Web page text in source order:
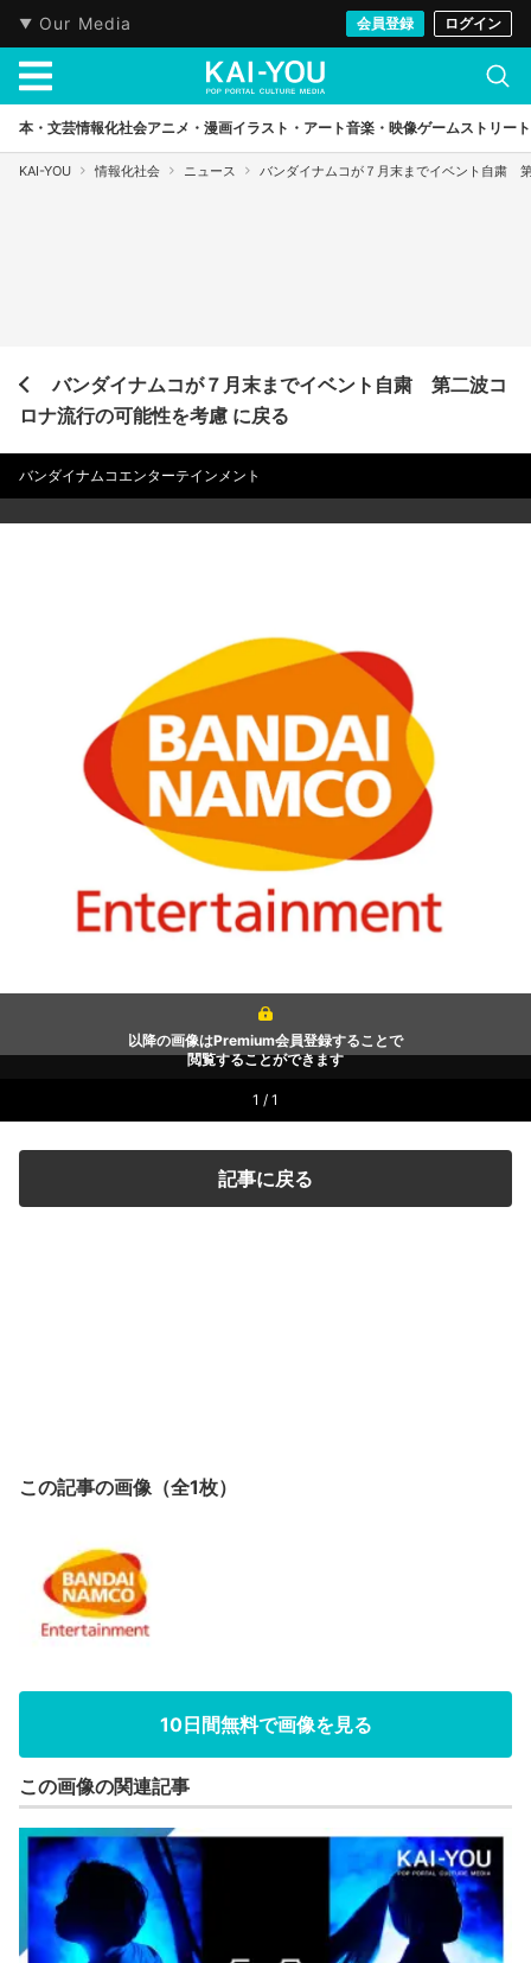
Our Media 会員登録 ログイン
本・文芸情報化社会アニメ・漫画イラスト・アート音楽・映像ゲームストリート
KAI-YOU 情報化社会 ニュース バンダイナムコが７月末までイベント自粛
バンダイナムコが７月末までイベント自粛 第二波コ
ロナ流行の可能性を考慮 に戻る
バンダイナムコエンターテインメント
以降の画像はPremium会員登録することで
閲覧することができます
1 / 1
記事に戻る
この記事の画像（全1枚）
10日間無料で画像を見る
この画像の関連記事